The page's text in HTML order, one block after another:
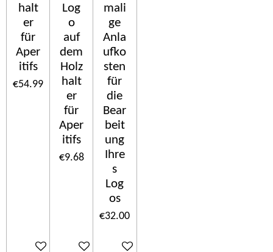
halt
er
für
Aper
itifs
€54.99
Sold out
Log
o
auf
dem
Holz
halt
er
für
Aper
itifs
€9.68
Add to cart
mali
ge
Anla
ufko
sten
für
die
Bear
beit
ung
Ihre
s
Log
os
€32.00
Add to cart